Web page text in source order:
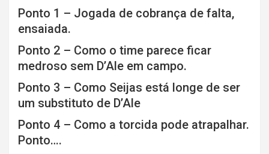
Ponto 1 – Jogada de cobrança de falta,
ensaiada.
Ponto 2 – Como o time parece ficar
medroso sem D’Ale em campo.
Ponto 3 – Como Seijas está longe de ser
um substituto de D’Ale
Ponto 4 – Como a torcida pode atrapalhar.
Ponto….